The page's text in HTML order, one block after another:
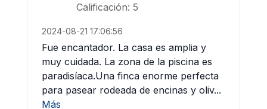
Calificación: 5
2024-08-21 17:06:56
Fue encantador. La casa es amplia y
muy cuidada. La zona de la piscina es
paradisíaca.Una finca enorme perfecta
para pasear rodeada de encinas y oliv...
Más